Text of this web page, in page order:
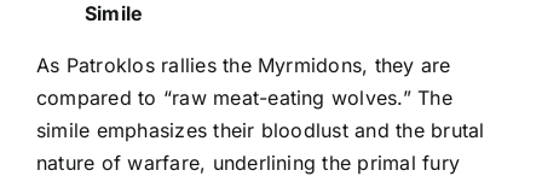
Simile
As Patroklos rallies the Myrmidons, they are
compared to “raw meat-eating wolves.” The
simile emphasizes their bloodlust and the brutal
nature of warfare, underlining the primal fury